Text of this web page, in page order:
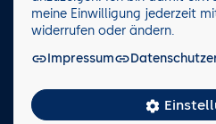
LinkedIn
Facts
meine Einwilligung jederzeit
widerrufen oder ändern.
Impressum